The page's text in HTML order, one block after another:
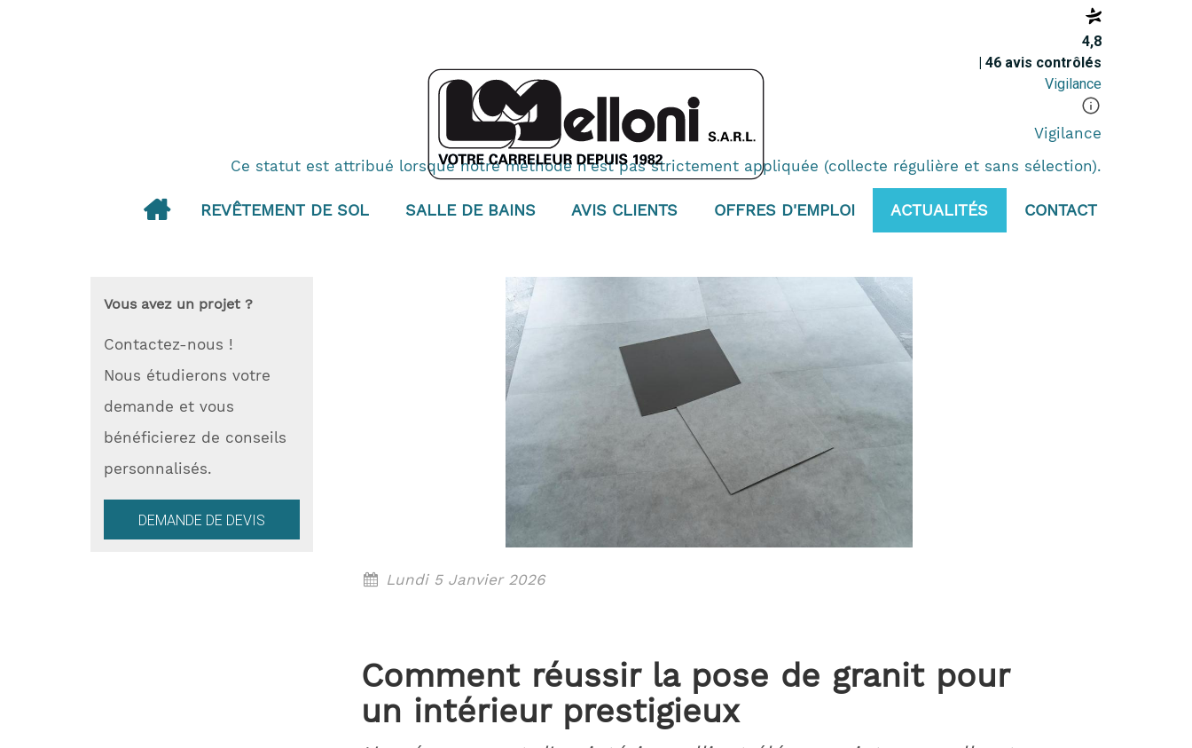
4,8
| 46 avis contrôlés
Vigilance
Vigilance
Ce statut est attribué lorsque notre méthode n'est pas strictement appliquée (collecte régulière et sans sélection).
REVÊTEMENT DE SOL SALLE DE BAINS AVIS CLIENTS OFFRES D'EMPLOI ACTUALITÉS CONTACT
Vous avez un projet ?
Contactez-nous !
Nous étudierons votre
demande et vous
bénéficierez de conseils
personnalisés.
DEMANDE DE DEVIS
Lundi 5 Janvier 2026
Comment réussir la pose de granit pour
un intérieur prestigieux